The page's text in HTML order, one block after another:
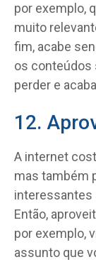
por exemplo,
muito
fim, acabe
os conteúdos
perder e
12.
A internet
mas também
interessantes
Então,
por exemplo,
assunto que